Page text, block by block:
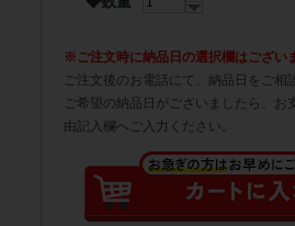
※ご注文時に納品日の選択欄はござい
ご注文後のお電話にて、納品日をご相
ご希望の納品日がございましたら、お
由記入欄へご入力ください。